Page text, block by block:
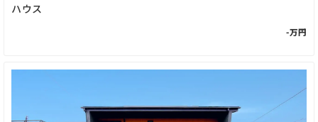
ハウス
-万円